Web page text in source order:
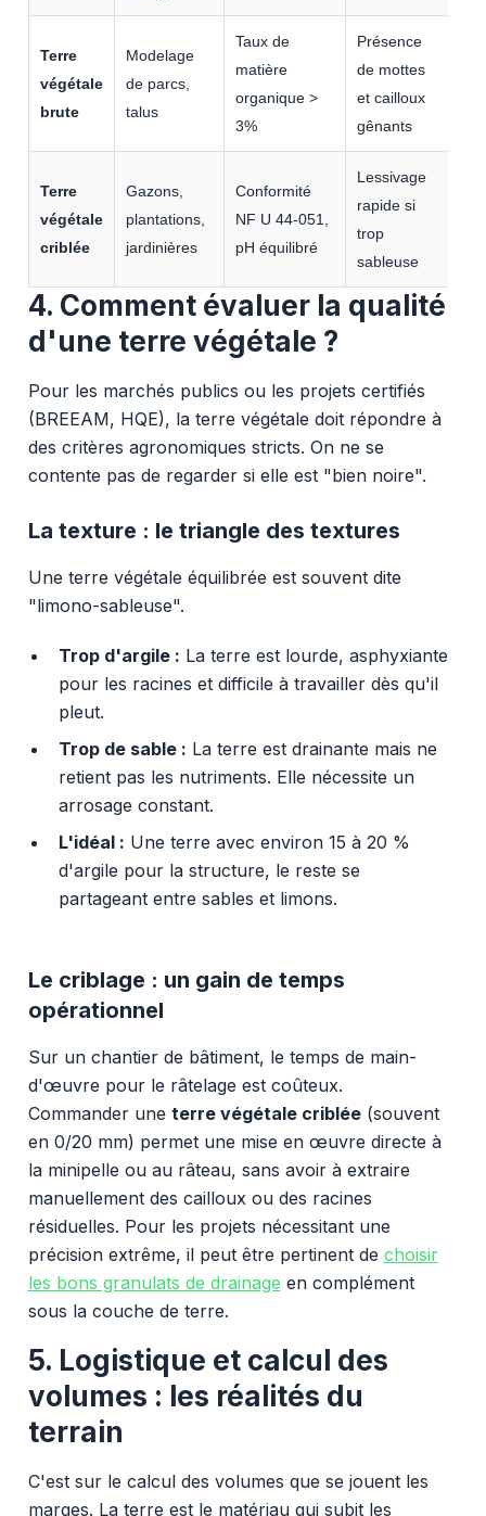
Terre
végétale
brute
Modelage
de parcs,
talus
Taux de
matière
organique >
3%
Présence
de mottes
et cailloux
gênants
Terre
végétale
criblée
Gazons,
plantations,
jardinières
Conformité
NF U 44-051,
pH équilibré
Lessivage
rapide si
trop
sableuse
4. Comment évaluer la qualité
d'une terre végétale ?
Pour les marchés publics ou les projets certifiés
(BREEAM, HQE), la terre végétale doit répondre à
des critères agronomiques stricts. On ne se
contente pas de regarder si elle est "bien noire".
La texture : le triangle des textures
Une terre végétale équilibrée est souvent dite
"limono-sableuse".
Trop d'argile : La terre est lourde, asphyxiante
pour les racines et difficile à travailler dès qu'il
pleut.
Trop de sable : La terre est drainante mais ne
retient pas les nutriments. Elle nécessite un
arrosage constant.
L'idéal : Une terre avec environ 15 à 20 %
d'argile pour la structure, le reste se
partageant entre sables et limons.
Le criblage : un gain de temps
opérationnel
Sur un chantier de bâtiment, le temps de main-
d'œuvre pour le râtelage est coûteux.
Commander une terre végétale criblée(souvent
en 0/20 mm) permet une mise en œuvre directe à
la minipelle ou au râteau, sans avoir à extraire
manuellement des cailloux ou des racines
résiduelles. Pour les projets nécessitant une
précision extrême, il peut être pertinent de choisir
les bons granulats de drainage en complément
sous la couche de terre.
5. Logistique et calcul des
volumes : les réalités du
terrain
C'est sur le calcul des volumes que se jouent les
marges. La terre est le matériau qui subit les